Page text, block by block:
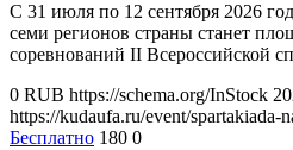
С 31 июля по 12 сентября 2026
семи регионов страны станет
соревнований II Всероссийской
0 RUB https://schema.org/InStock
https://kudaufa.ru/event/spartakiada-
Бесплатно 180 0